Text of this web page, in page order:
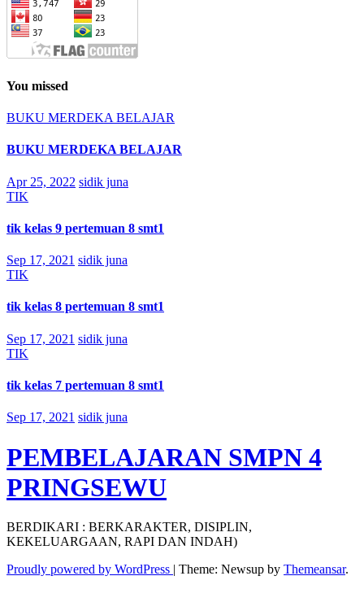
You missed
BUKU MERDEKA BELAJAR
BUKU MERDEKA BELAJAR
Apr 25, 2022 sidik juna
TIK
tik kelas 9 pertemuan 8 smt1
Sep 17, 2021 sidik juna
TIK
tik kelas 8 pertemuan 8 smt1
Sep 17, 2021 sidik juna
TIK
tik kelas 7 pertemuan 8 smt1
Sep 17, 2021 sidik juna
PEMBELAJARAN SMPN 4
PRINGSEWU
BERDIKARI : BERKARAKTER, DISIPLIN,
KEKELUARGAAN, RAPI DAN INDAH)
Proudly powered by WordPress | Theme: Newsup by Themeansar.